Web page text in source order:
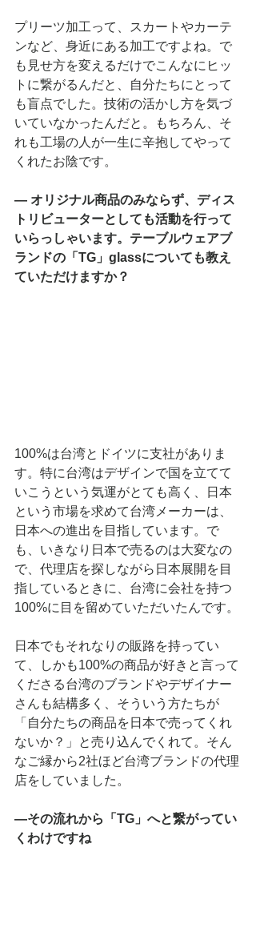
プリーツ加工って、スカートやカーテ
ンなど、身近にある加工ですよね。で
も見せ方を変えるだけでこんなにヒッ
トに繋がるんだと、自分たちにとって
も盲点でした。技術の活かし方を気づ
いていなかったんだと。もちろん、そ
れも工場の人が一生に辛抱してやって
くれたお陰です。
― オリジナル商品のみならず、ディス
トリビューターとしても活動を行って
いらっしゃいます。テーブルウェアブ
ランドの「TG」glassについても教え
ていただけますか？
100%は台湾とドイツに支社がありま
す。特に台湾はデザインで国を立てて
いこうという気運がとても高く、日本
という市場を求めて台湾メーカーは、
日本への進出を目指しています。で
も、いきなり日本で売るのは大変なの
で、代理店を探しながら日本展開を目
指しているときに、台湾に会社を持つ
100%に目を留めていただいたんです。
日本でもそれなりの販路を持ってい
て、しかも100%の商品が好きと言って
くださる台湾のブランドやデザイナー
さんも結構多く、そういう方たちが
「自分たちの商品を日本で売ってくれ
ないか？」と売り込んでくれて。そん
なご縁から2社ほど台湾ブランドの代理
店をしていました。
―その流れから「TG」へと繋がってい
くわけですね